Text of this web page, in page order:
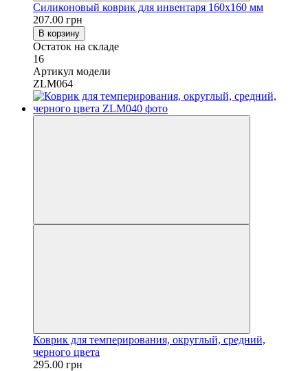
Силиконовый коврик для инвентаря 160х160 мм
207.00 грн
В корзину
Остаток на складе
16
Артикул модели
ZLM064
Коврик для темперирования, округлый, средний,
черного цвета
295.00 грн